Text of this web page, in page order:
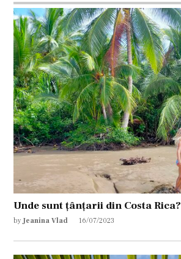
Unde sunt țânțarii din Costa Rica?
by Jeanina Vlad 16/07/2023